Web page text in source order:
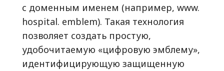
с доменным именем (например, www.
hospital. emblem). Такая технология
позволяет создать простую,
удобочитаемую «цифровую эмблему»,
идентифицирующую защищенную